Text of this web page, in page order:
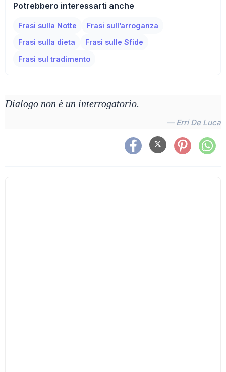
Potrebbero interessarti anche
Frasi sulla Notte
Frasi sull’arroganza
Frasi sulla dieta
Frasi sulle Sfide
Frasi sul tradimento
Dialogo non è un interrogatorio.
— Erri De Luca